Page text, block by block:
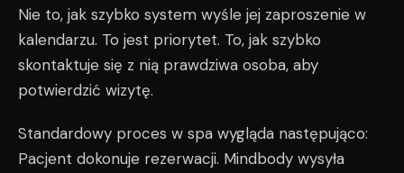
Nie to, jak szybko system wyśle jej zaproszenie w
kalendarzu. To jest priorytet. To, jak szybko
skontaktuje się z nią prawdziwa osoba, aby
potwierdzić wizytę.
Standardowy proces w spa wygląda następująco:
Pacjent dokonuje rezerwacji. Mindbody wysyła